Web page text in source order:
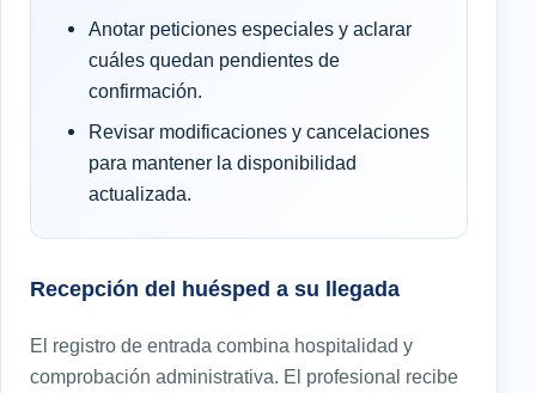
Anotar peticiones especiales y aclarar
cuáles quedan pendientes de
confirmación.
Revisar modificaciones y cancelaciones
para mantener la disponibilidad
actualizada.
Recepción del huésped a su llegada
El registro de entrada combina hospitalidad y
comprobación administrativa. El profesional recibe